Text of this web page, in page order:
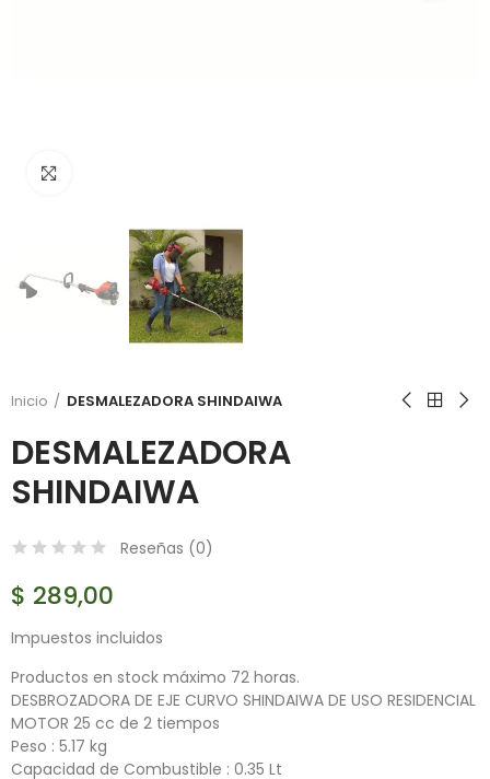
Inicio DESMALEZADORA SHINDAIWA
DESMALEZADORA
SHINDAIWA
Reseñas (0)
$ 289,00
Impuestos incluidos
Productos en stock máximo 72 horas.
DESBROZADORA DE EJE CURVO SHINDAIWA DE USO RESIDENCIAL
MOTOR 25 cc de 2 tiempos
Peso : 5.17 kg
Capacidad de Combustible : 0.35 Lt